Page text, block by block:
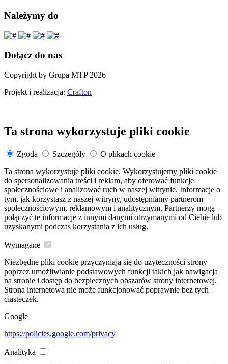
Należymy do
Dołącz do nas
Copyright by Grupa MTP 2026
Projekt i realizacja: Crafton
Ta strona wykorzystuje pliki cookie
Zgoda Szczegóły
O plikach cookie
Ta strona wykorzystuje pliki cookie. Wykorzystujemy pliki cookie
do spersonalizowania treści i reklam, aby oferować funkcje
społecznościowe i analizować ruch w naszej witrynie. Informacje o
tym, jak korzystasz z naszej witryny, udostępniamy partnerom
społecznościowym, reklamowym i analitycznym. Partnerzy mogą
połączyć te informacje z innymi danymi otrzymanymi od Ciebie lub
uzyskanymi podczas korzystania z ich usług.
Wymagane
Niezbędne pliki cookie przyczyniają się do użyteczności strony
poprzez umożliwianie podstawowych funkcji takich jak nawigacja
na stronie i dostęp do bezpiecznych obszarów strony internetowej.
Strona internetowa nie może funkcjonować poprawnie bez tych
ciasteczek.
Google
https://policies.google.com/privacy
Analityka